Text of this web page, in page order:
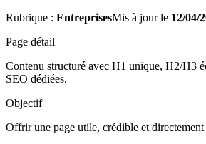
Rubrique : EntreprisesMis à jour le 12/04/
Page détail
Contenu structuré avec H1 unique, H2/H3
SEO dédiées.
Objectif
Offrir une page utile, crédible et